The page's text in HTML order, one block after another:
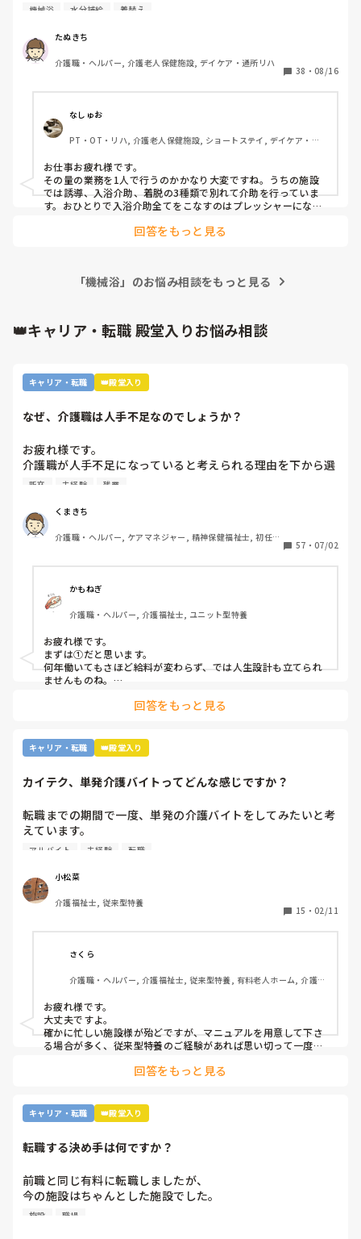
施設では見たことがありません。
古い施設ならではのやり方なのでしょうか？
単発、しかも利用者のADL等、きちんと教われない場合もあ
るからこそ、危険な介助方法はやりたくないのですが、私が
間違ってますか？
ずれ1人で午前の3時間で10〜12人、午後を同じ人数くらい
誘導は電話すると連れてきてもらえますが、それ以外、自分
一人でやらなければならないので、かなり不安です。洗身、
洗髪、更衣、爪切り、ボディークリーム、水分補給、着替え
の片付け、ドライヤー、身体確認など。
大浴場の洗い場3つと、機械浴一つあります。
ADLは高い方が多いため、洗身・洗髪ができる方はやっても
らいつつ、1時間に1人機械浴で入ってもらいながら、脱衣場
のこともやりつつなので、いつもバタバタしてしまいます。
また認知症の方が多いため、勝手に湯船に入ろうとしたり、
いつか事故を起こしてしまいそうで不安です。
他の施設も、大体1人で入浴介助が普通でしょうか？また、1
機械浴 水分補給 着替え
たぬきち
介護職・ヘルパー, 介護老人保健施設, デイケア・通所リハ
38 ・ 08/16
なしゅお
PT・OT・リハ, 介護老人保健施設, ショートステイ, デイケア・通
お仕事お疲れ様です。
その量の業務を1人で行うのかかなり大変ですね。うちの施設
では誘導、入浴介助、着脱の3種類で別れて介助を行っていま
す。おひとりで入浴介助全てをこなすのはプレッシャーになり
めにと言われれば聞こえは良いですが、あまりオススメは出来
回答をもっと見る
「機械浴」のお悩み相談をもっと見る
👑キャリア・転職 殿堂入りお悩み相談
キャリア・転職 👑殿堂入り
なぜ、介護職は人手不足なのでしょうか？
お疲れ様です。
介護職が人手不足になっていると考えられる理由を下から選
んで下さい
②利用者に叩かれるなど危険があるから。
③他業種に転職できるスキルがつかなさそうだから。
④職場の立地が悪いところが多いから。
⑥施設を作りすぎているから。
⑦時間外労働が多いから。
⑧介護の業界人が綺麗事しか言わないから。
⑨人がいないのに新卒を優遇するから。
⑩未経験可の求人しかないから。
11マネジメント層がまともでないから。
12その他
新卒 未経験 残業
くまきち
介護職・ヘルパー, ケアマネジャー, 精神保健福祉士, 初任者
57 ・ 07/02
かもねぎ
介護職・ヘルパー, 介護福祉士, ユニット型特養
お疲れ様です。
まずは①だと思います。
何年働いてもさほど給料が変わらず、では人生設計も立てられ
ませんものね。
回答をもっと見る
キャリア・転職 👑殿堂入り
カイテク、単発介護バイトってどんな感じですか？
転職までの期間で一度、単発の介護バイトをしてみたいと考
えています。
ですが単発バイトを求めてるってことはそれなりに忙しい施
かなか踏み出せずにいます。
もし経験ある方いらっしゃいましたら、どんな感じだったか
アルバイト 未経験 転職
小松菜
介護福祉士, 従来型特養
15 ・ 02/11
さくら
介護職・ヘルパー, 介護福祉士, 従来型特養, 有料老人ホーム, 介護老
実務者研修, ユニット型特養, 障害者支援施設
お疲れ様です。
大丈夫ですよ。
確かに忙しい施設様が殆どですが、マニュアルを用意して下さ
る場合が多く、従来型特養のご経験があれば思い切って一度働
施設様のレビューが書かれているので、参考になさると良いか
回答をもっと見る
キャリア・転職 👑殿堂入り
転職する決め手は何ですか？
前職と同じ有料に転職しましたが、
今の施設はちゃんとした施設でした。
施設 職場